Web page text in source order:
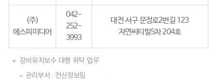
(주)
에스피미디어
042-
252-
3993
대전 서구 문정로2번길 123
자연씨티빌5차 204호
장비유지보수 대행 위탁 업무
관리부서 : 전산정보팀